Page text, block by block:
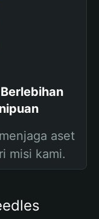
aset
misi kami.